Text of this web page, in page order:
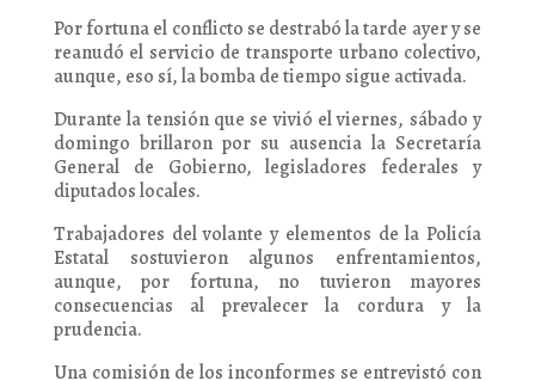
Por fortuna el conflicto se destrabó la tarde ayer y se
reanudó el servicio de transporte urbano colectivo,
aunque, eso sí, la bomba de tiempo sigue activada.
Durante la tensión que se vivió el viernes, sábado y
domingo brillaron por su ausencia la Secretaría
General de Gobierno, legisladores federales y
diputados locales.
Trabajadores del volante y elementos de la Policía
Estatal sostuvieron algunos enfrentamientos,
aunque, por fortuna, no tuvieron mayores
consecuencias al prevalecer la cordura y la
prudencia.
Una comisión de los inconformes se entrevistó con